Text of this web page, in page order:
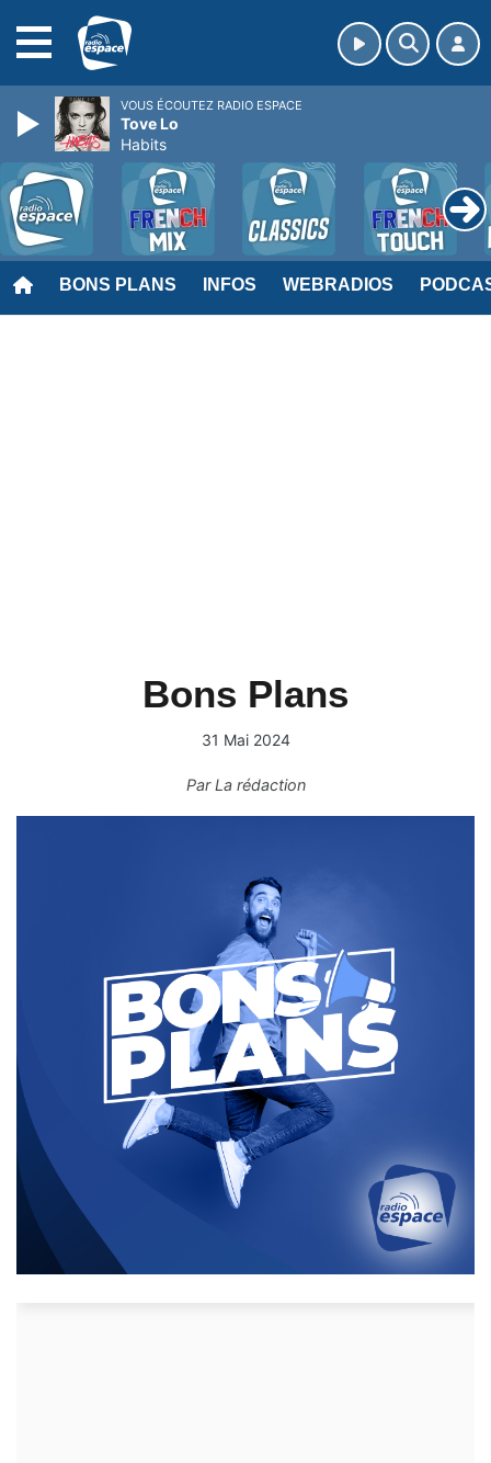
BONS PLANS INFOS WEBRADIOS
Bons Plans
31 Mai 2024
ParLa rédaction
VOUS ÉCOUTEZ RADIO ESPACE
Tove Lo
Habits